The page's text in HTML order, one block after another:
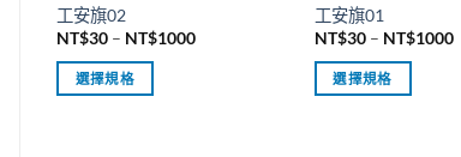
工安旗02
NT$30 – NT$1000價
選擇規格
工安旗01
NT$30 – NT$1000價
選擇規格